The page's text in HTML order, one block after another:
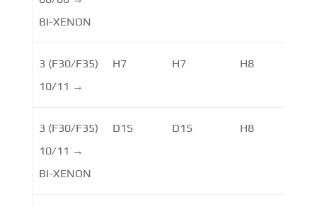
BI-XENON
3 (F30/F35)
10/11 →
H7 H7 H8
3 (F30/F35)
10/11 →
BI-XENON
D1S D1S H8